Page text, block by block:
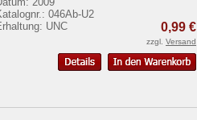
046Ab-U2
UNC
0,99 €
zzgl. Versand